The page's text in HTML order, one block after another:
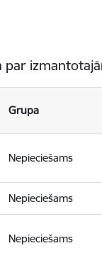
par
Grupa
Nepieciešams
Nepieciešams
Nepieciešams